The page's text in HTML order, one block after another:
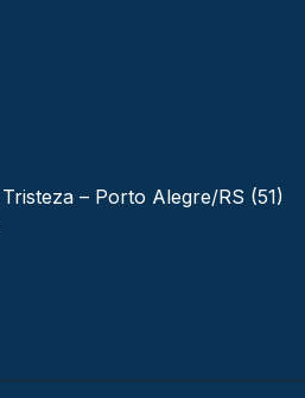
Tristeza – Porto Alegre/RS (51)